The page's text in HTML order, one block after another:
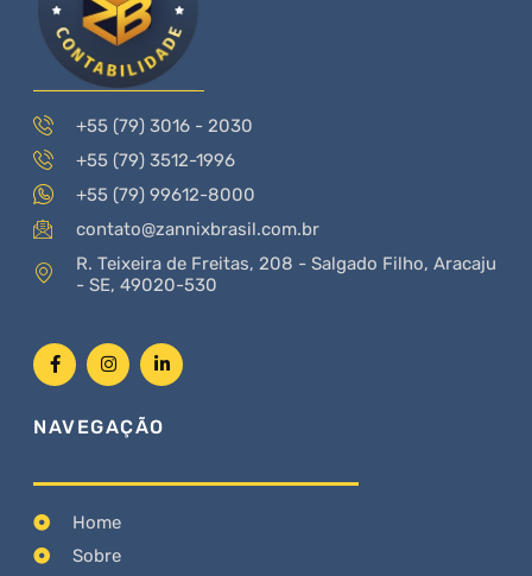
+55 (79) 3016 - 2030
+55 (79) 3512-1996
+55 (79) 99612-8000
contato@zannixbrasil.com.br
R. Teixeira de Freitas, 208 - Salgado Filho, Aracaju
- SE, 49020-530
NAVEGAÇÃO
Home
Sobre